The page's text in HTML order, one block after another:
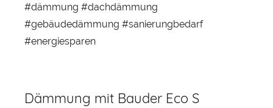
#dämmung #dachdämmung
#gebäudedämmung #sanierungbedarf
#energiesparen
Dämmung mit Bauder Eco S